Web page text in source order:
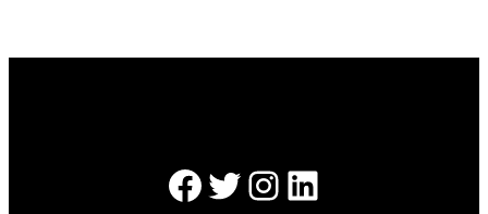
Facebook
Twitter
Instagram
LinkedIn